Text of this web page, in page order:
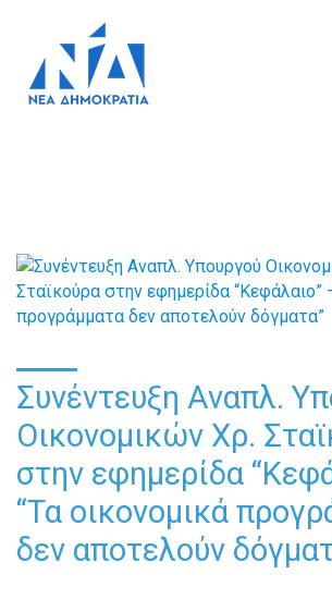
Συνέντευξη Αναπλ.
Οικονομικών Χρ.
στην εφημερίδα
“Τα οικονομικά
δεν αποτελούν